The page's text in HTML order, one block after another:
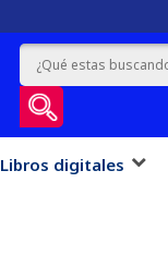
Libros digitales